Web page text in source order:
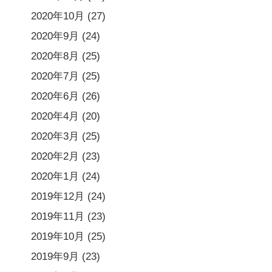
2020年10月 (27)
2020年9月 (24)
2020年8月 (25)
2020年7月 (25)
2020年6月 (26)
2020年4月 (20)
2020年3月 (25)
2020年2月 (23)
2020年1月 (24)
2019年12月 (24)
2019年11月 (23)
2019年10月 (25)
2019年9月 (23)